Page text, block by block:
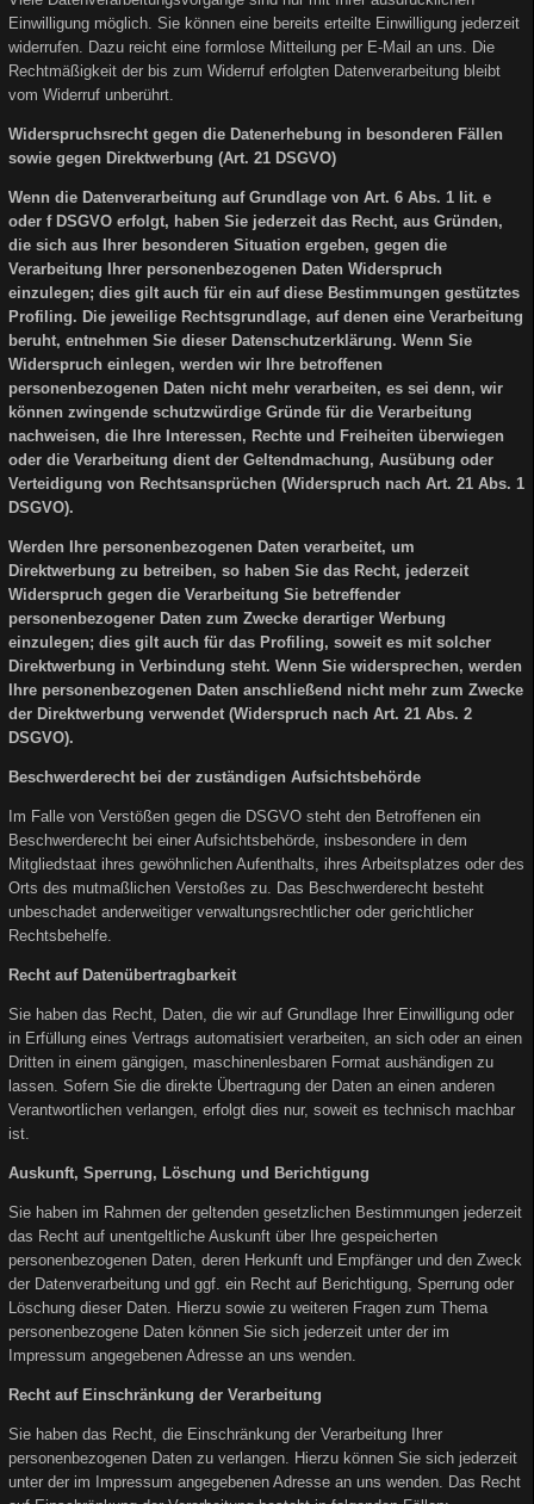
Einwilligung möglich. Sie können eine bereits erteilte Einwilligung jederzeit
widerrufen. Dazu reicht eine formlose Mitteilung per E-Mail an uns. Die
Rechtmäßigkeit der bis zum Widerruf erfolgten Datenverarbeitung bleibt
vom Widerruf unberührt.
Widerspruchsrecht gegen die Datenerhebung in besonderen Fällen
sowie gegen Direktwerbung (Art. 21 DSGVO)
Wenn die Datenverarbeitung auf Grundlage von Art. 6 Abs. 1 lit. e
oder f DSGVO erfolgt, haben Sie jederzeit das Recht, aus Gründen,
die sich aus Ihrer besonderen Situation ergeben, gegen die
Verarbeitung Ihrer personenbezogenen Daten Widerspruch
einzulegen; dies gilt auch für ein auf diese Bestimmungen gestütztes
Profiling. Die jeweilige Rechtsgrundlage, auf denen eine Verarbeitung
beruht, entnehmen Sie dieser Datenschutzerklärung. Wenn Sie
Widerspruch einlegen, werden wir Ihre betroffenen
personenbezogenen Daten nicht mehr verarbeiten, es sei denn, wir
können zwingende schutzwürdige Gründe für die Verarbeitung
nachweisen, die Ihre Interessen, Rechte und Freiheiten überwiegen
oder die Verarbeitung dient der Geltendmachung, Ausübung oder
Verteidigung von Rechtsansprüchen (Widerspruch nach Art. 21 Abs. 1
DSGVO).
Werden Ihre personenbezogenen Daten verarbeitet, um
Direktwerbung zu betreiben, so haben Sie das Recht, jederzeit
Widerspruch gegen die Verarbeitung Sie betreffender
personenbezogener Daten zum Zwecke derartiger Werbung
einzulegen; dies gilt auch für das Profiling, soweit es mit solcher
Direktwerbung in Verbindung steht. Wenn Sie widersprechen, werden
Ihre personenbezogenen Daten anschließend nicht mehr zum Zwecke
der Direktwerbung verwendet (Widerspruch nach Art. 21 Abs. 2
DSGVO).
Beschwerderecht bei der zuständigen Aufsichtsbehörde
Im Falle von Verstößen gegen die DSGVO steht den Betroffenen ein
Beschwerderecht bei einer Aufsichtsbehörde, insbesondere in dem
Mitgliedstaat ihres gewöhnlichen Aufenthalts, ihres Arbeitsplatzes oder des
Orts des mutmaßlichen Verstoßes zu. Das Beschwerderecht besteht
unbeschadet anderweitiger verwaltungsrechtlicher oder gerichtlicher
Rechtsbehelfe.
Recht auf Datenübertragbarkeit
Sie haben das Recht, Daten, die wir auf Grundlage Ihrer Einwilligung oder
in Erfüllung eines Vertrags automatisiert verarbeiten, an sich oder an einen
Dritten in einem gängigen, maschinenlesbaren Format aushändigen zu
lassen. Sofern Sie die direkte Übertragung der Daten an einen anderen
Verantwortlichen verlangen, erfolgt dies nur, soweit es technisch machbar
ist.
Auskunft, Sperrung, Löschung und Berichtigung
Sie haben im Rahmen der geltenden gesetzlichen Bestimmungen jederzeit
das Recht auf unentgeltliche Auskunft über Ihre gespeicherten
personenbezogenen Daten, deren Herkunft und Empfänger und den Zweck
der Datenverarbeitung und ggf. ein Recht auf Berichtigung, Sperrung oder
Löschung dieser Daten. Hierzu sowie zu weiteren Fragen zum Thema
personenbezogene Daten können Sie sich jederzeit unter der im
Impressum angegebenen Adresse an uns wenden.
Recht auf Einschränkung der Verarbeitung
Sie haben das Recht, die Einschränkung der Verarbeitung Ihrer
personenbezogenen Daten zu verlangen. Hierzu können Sie sich jederzeit
unter der im Impressum angegebenen Adresse an uns wenden. Das Recht